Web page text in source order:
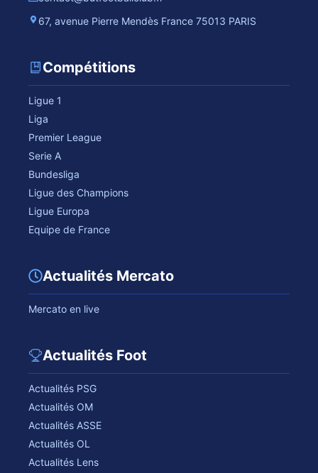
67, avenue Pierre Mendès France 75013 PARIS
Compétitions
Ligue 1
Liga
Premier League
Serie A
Bundesliga
Ligue des Champions
Ligue Europa
Equipe de France
Actualités Mercato
Mercato en live
Actualités Foot
Actualités PSG
Actualités OM
Actualités ASSE
Actualités OL
Actualités Lens